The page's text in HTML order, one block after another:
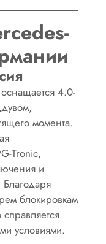
4.0-
момента.
Tronic,
и
блокировкам
условиями.